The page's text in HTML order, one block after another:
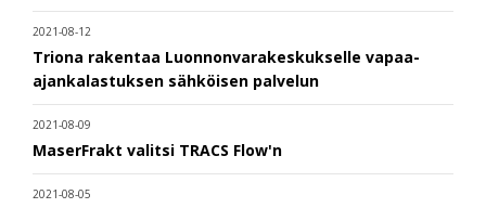
2021-08-12
Triona rakentaa Luonnonvarakeskukselle vapaa-
ajankalastuksen sähköisen palvelun
2021-08-09
MaserFrakt valitsi TRACS Flow'n
2021-08-05